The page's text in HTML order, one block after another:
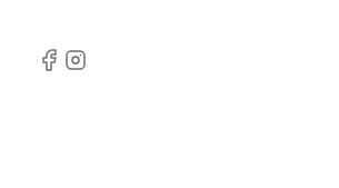
Facebook
Instagram